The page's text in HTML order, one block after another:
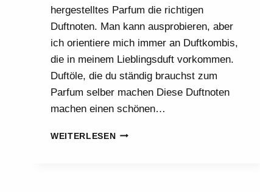
hergestelltes Parfum die richtigen
Duftnoten. Man kann ausprobieren, aber
ich orientiere mich immer an Duftkombis,
die in meinem Lieblingsduft vorkommen.
Duftöle, die du ständig brauchst zum
Parfum selber machen Diese Duftnoten
machen einen schönen…
WEITERLESENDIESE